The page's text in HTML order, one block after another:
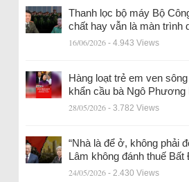
Thanh lọc bộ máy Bộ
chất hay vẫn là màn trình
16/06/2026 - 4.943 Views
Hàng loạt trẻ em ven
khẩn cầu bà Ngô Phương
28/05/2026 - 3.782 Views
“Nhà là để ở, không phải
Lâm không đánh thuế
24/05/2026 - 2.430 Views